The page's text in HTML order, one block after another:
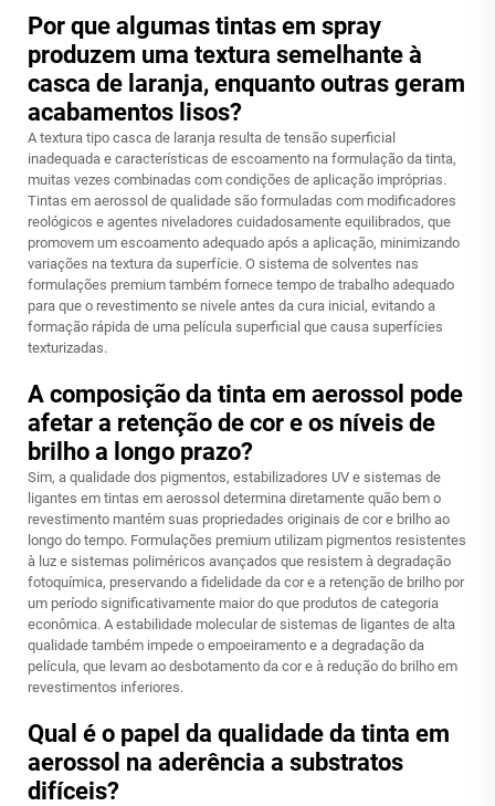
Por que algumas tintas em spray
produzem uma textura semelhante à
casca de laranja, enquanto outras geram
acabamentos lisos?
A textura tipo casca de laranja resulta de tensão superficial
inadequada e características de escoamento na formulação da tinta,
muitas vezes combinadas com condições de aplicação impróprias.
Tintas em aerossol de qualidade são formuladas com modificadores
reológicos e agentes niveladores cuidadosamente equilibrados, que
promovem um escoamento adequado após a aplicação, minimizando
variações na textura da superfície. O sistema de solventes nas
formulações premium também fornece tempo de trabalho adequado
para que o revestimento se nivele antes da cura inicial, evitando a
formação rápida de uma película superficial que causa superfícies
texturizadas.
A composição da tinta em aerossol pode
afetar a retenção de cor e os níveis de
brilho a longo prazo?
Sim, a qualidade dos pigmentos, estabilizadores UV e sistemas de
ligantes em tintas em aerossol determina diretamente quão bem o
revestimento mantém suas propriedades originais de cor e brilho ao
longo do tempo. Formulações premium utilizam pigmentos resistentes
à luz e sistemas poliméricos avançados que resistem à degradação
fotoquímica, preservando a fidelidade da cor e a retenção de brilho por
um período significativamente maior do que produtos de categoria
econômica. A estabilidade molecular de sistemas de ligantes de alta
qualidade também impede o empoeiramento e a degradação da
película, que levam ao desbotamento da cor e à redução do brilho em
revestimentos inferiores.
Qual é o papel da qualidade da tinta em
aerossol na aderência a substratos
difíceis?